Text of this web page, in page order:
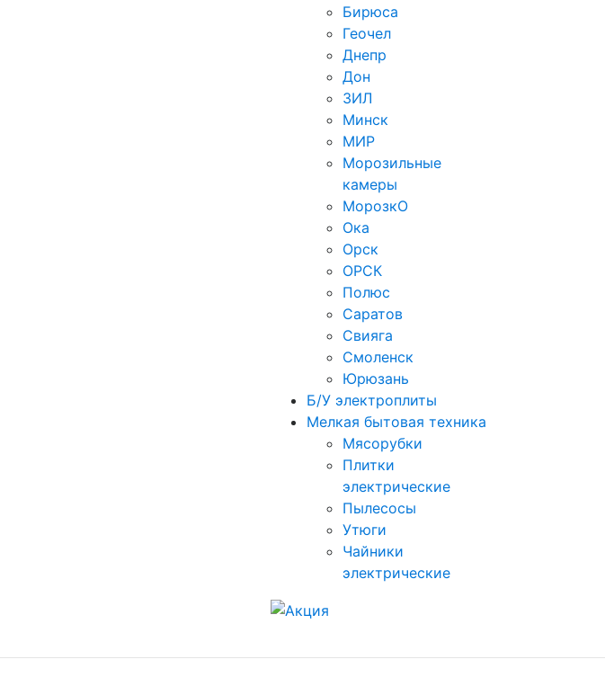
Бирюса
Геочел
Днепр
Дон
ЗИЛ
Минск
МИР
Морозильные
камеры
МорозкО
Ока
Орск
ОРСК
Полюс
Саратов
Свияга
Смоленск
Юрюзань
Б/У электроплиты
Мелкая бытовая техника
Мясорубки
Плитки
электрические
Пылесосы
Утюги
Чайники
электрические